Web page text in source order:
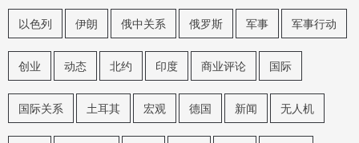
以色列 伊朗 俄中关系 俄罗斯 军事 军事行动
创业 动态 北约 印度 商业评论 国际
国际关系 土耳其 宏观 德国 新闻 无人机